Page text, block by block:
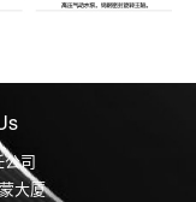
司
大厦